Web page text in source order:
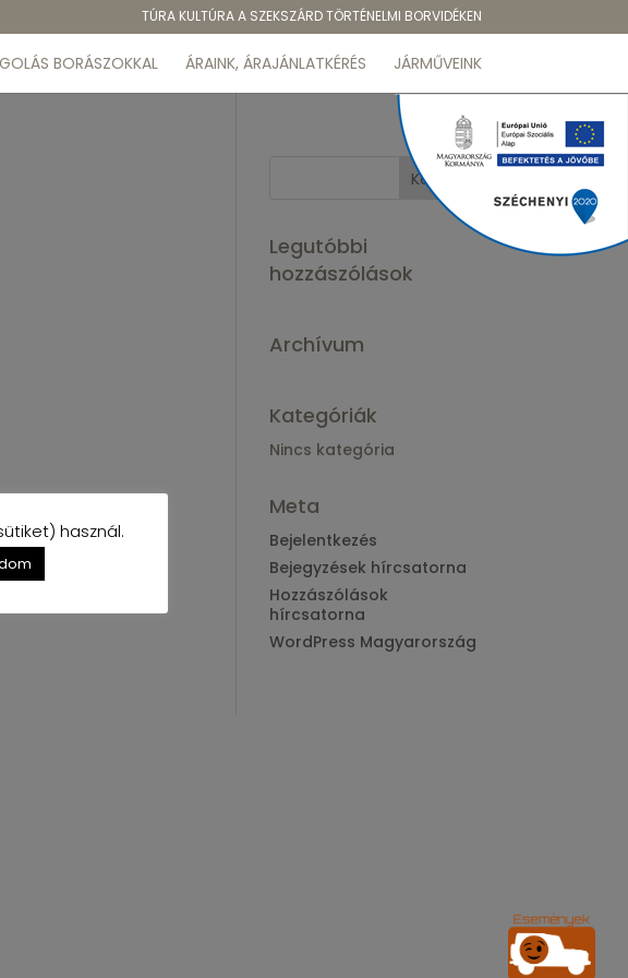
TÚRA KULTÚRA A SZEKSZÁRD TÖRTÉNELMI BORVIDÉKEN
BORÁSZOKKAL ÁRAINK, ÁRAJÁNLATKÉRÉS JÁRMŰVEINK
Legutóbbi
hozzászólások
Archívum
Kategóriák
Nincs kategória
Meta
Bejelentkezés
Bejegyzések hírcsatorna
Hozzászólások
hírcsatorna
WordPress Magyarország
használ.